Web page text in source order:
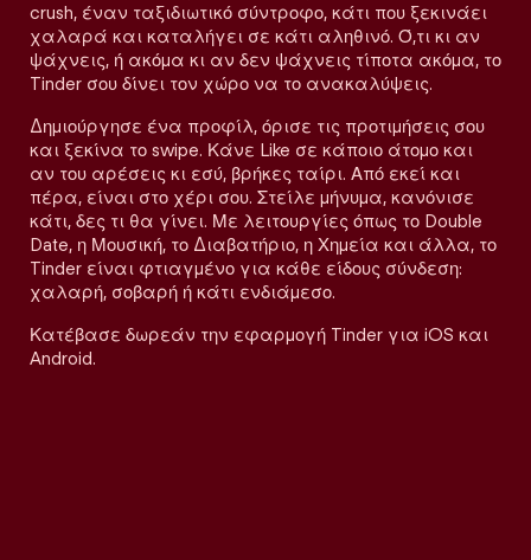
crush, έναν ταξιδιωτικό σύντροφο, κάτι που ξεκινάει
χαλαρά και καταλήγει σε κάτι αληθινό. Ό,τι κι αν
ψάχνεις, ή ακόμα κι αν δεν ψάχνεις τίποτα ακόμα, το
Tinder σου δίνει τον χώρο να το ανακαλύψεις.
Δημιούργησε ένα προφίλ, όρισε τις προτιμήσεις σου
και ξεκίνα το swipe. Κάνε Like σε κάποιο άτομο και
αν του αρέσεις κι εσύ, βρήκες ταίρι. Από εκεί και
πέρα, είναι στο χέρι σου. Στείλε μήνυμα, κανόνισε
κάτι, δες τι θα γίνει. Με λειτουργίες όπως το Double
Date, η Μουσική, το Διαβατήριο, η Χημεία και άλλα, το
Tinder είναι φτιαγμένο για κάθε είδους σύνδεση:
χαλαρή, σοβαρή ή κάτι ενδιάμεσο.
Κατέβασε δωρεάν την εφαρμογή Tinder για iOS και
Android.